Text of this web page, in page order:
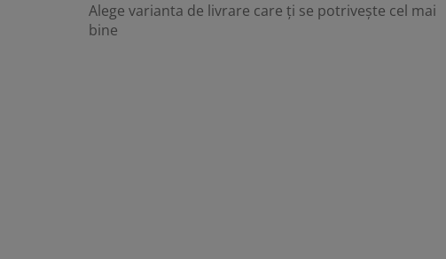
Alege varianta de livrare care ți se potrivește cel mai
bine